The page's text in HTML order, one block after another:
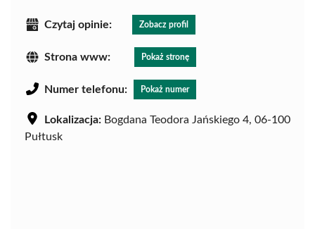
Czytaj opinie: Zobacz profil
Strona www: Pokaż stronę
Numer telefonu: Pokaż numer
Lokalizacja: Bogdana Teodora Jańskiego 4, 06-100
Pułtusk